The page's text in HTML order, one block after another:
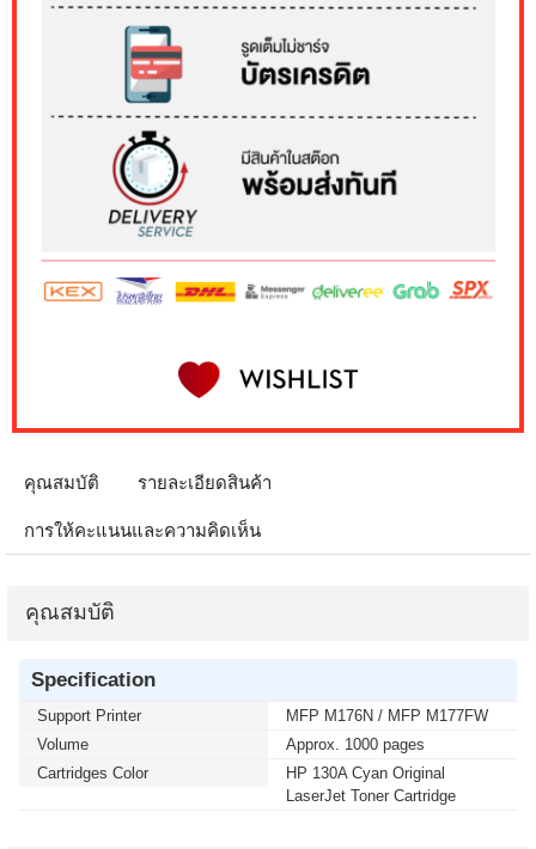
คุณสมบัติ รายละเอียดสินค้า
การให้คะแนนและความคิดเห็น
คุณสมบัติ
Specification
Support Printer
MFP M176N / MFP M177FW
Volume
Approx. 1000 pages
Cartridges Color
HP 130A Cyan Original
LaserJet Toner Cartridge